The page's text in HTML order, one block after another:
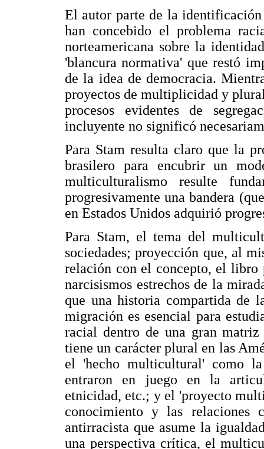
El autor parte de la
han concebido el problema
norteamericana sobre la
'blancura normativa' que restó
de la idea de democracia.
proyectos de multiplicidad y
procesos evidentes de
incluyente no significó
Para Stam resulta claro que la
brasilero para encubrir un
multiculturalismo resulte
progresivamente una bandera
en Estados Unidos adquirió
Para Stam, el tema del
sociedades; proyección que, al
relación con el concepto, el libro
narcisismos estrechos de la
que una historia compartida de
migración es esencial para
racial dentro de una gran
tiene un carácter plural en las
el 'hecho multicultural' como
entraron en juego en la
etnicidad, etc.; y el 'proyecto
conocimiento y las relaciones
antirracista que asume la
una perspectiva crítica, el